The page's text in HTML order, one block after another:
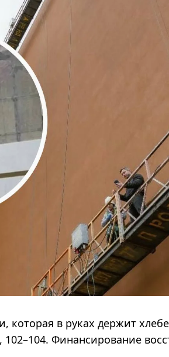
в руках держит
Финансирование